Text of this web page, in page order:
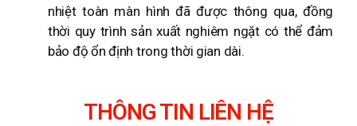
nhiệt toàn màn hình đã được thông qua, đồng
thời quy trình sản xuất nghiêm ngặt có thể đảm
bảo độ ổn định trong thời gian dài.
THÔNG TIN LIÊN HỆ